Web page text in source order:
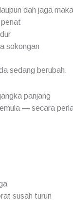
dah jaga
sokongan
sedang berubah.
panjang
— secara
susah turun